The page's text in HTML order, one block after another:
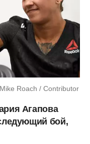
Roach / Contributor
Агапова
бой,